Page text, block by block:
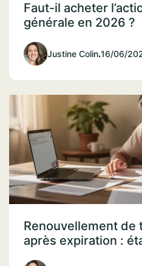
Faut-il acheter
générale en 2026 ?
Justine Colin.16/06/
Renouvellement de
après expiration :